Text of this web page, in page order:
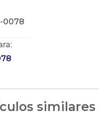
0078
similares